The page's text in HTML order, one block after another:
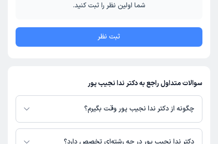
شما اولین نظر را ثبت کنید.
ثبت نظر
سوالات متداول راجع به دکتر ندا نجیب پور
چگونه از دکتر ندا نجیب پور وقت بگیرم؟
در صورتی کهدکتر ندا نجیب پوردارای پروفایل فعال و نوبت‌دهی باز در پلتفرم
دکترتو باشند، می‌توانید از طریق این پلتفرم برای دریافت نوبت اقدام کنید. در
دکتر ندا نجیب پور در چه رشته‌ای تخصص دارد؟